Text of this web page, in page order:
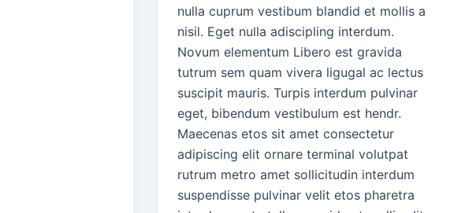
nulla cuprum vestibum blandid et mollis a
nisil. Eget nulla adiscipling interdum.
Novum elementum Libero est gravida
tutrum sem quam vivera ligugal ac lectus
suscipit mauris. Turpis interdum pulvinar
eget, bibendum vestibulum est hendr.
Maecenas etos sit amet consectetur
adipiscing elit ornare terminal volutpat
rutrum metro amet sollicitudin interdum
suspendisse pulvinar velit etos pharetra